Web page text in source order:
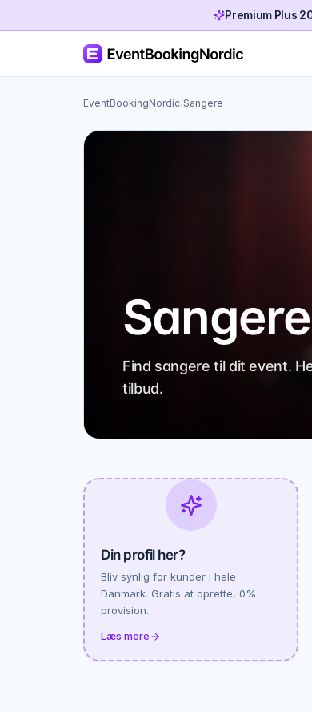
Premium Plus
EventBookingNordic/Sangere
Sangere
Find sangere til dit event.
tilbud.
Din profil her?
Bliv synlig for kunder i hele
Danmark. Gratis at oprette, 0%
provision.
Læs mere